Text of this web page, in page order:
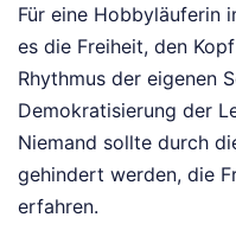
Für eine Hobbyläuferin
es die Freiheit, den
Rhythmus der eigenen
Demokratisierung der
Niemand sollte durch
gehindert werden, die
erfahren.